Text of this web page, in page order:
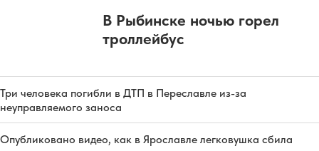
В Рыбинске ночью горел
троллейбус
Три человека погибли в ДТП в Переславле из-за
неуправляемого заноса
Опубликовано видео, как в Ярославле легковушка сбила